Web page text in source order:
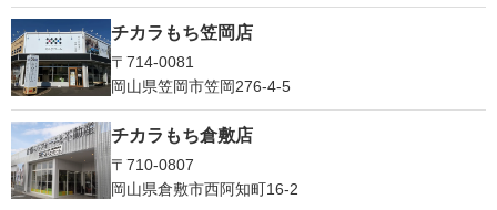
チカラもち笠岡店
〒714-0081
岡山県笠岡市笠岡276-4-5
チカラもち倉敷店
〒710-0807
岡山県倉敷市西阿知町16-2